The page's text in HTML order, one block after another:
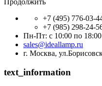
Продолжить
+7 (495) 776-03-
+7 (985) 298-24-
Пн-Пт: с 10:00 по 18:00
sales@ideallamp.ru
г. Москва,
text_information